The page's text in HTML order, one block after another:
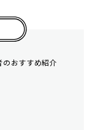
おすすめ紹介